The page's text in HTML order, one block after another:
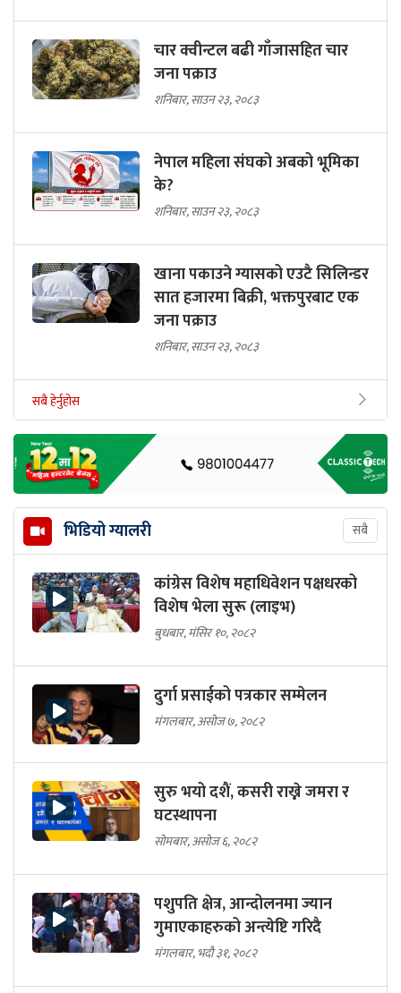
चार क्वीन्टल बढी गाँजासहित चार
जना पक्राउ
शनिबार, साउन २३, २०८३
नेपाल महिला संघको अबको भूमिका
के?
शनिबार, साउन २३, २०८३
खाना पकाउने ग्यासको एउटै सिलिन्डर
सात हजारमा बिक्री, भक्तपुरबाट एक
जना पक्राउ
शनिबार, साउन २३, २०८३
सबै हेर्नुहोस
भिडियो ग्यालरी सबै
कांग्रेस विशेष महाधिवेशन पक्षधरको
विशेष भेला सुरू (लाइभ)
बुधबार, मंसिर १०, २०८२
दुर्गा प्रसाईको पत्रकार सम्मेलन
मंगलबार, असोज ७, २०८२
सुरु भयो दशैं, कसरी राख्ने जमरा र
घटस्थापना
सोमबार, असोज ६, २०८२
पशुपति क्षेत्र, आन्दोलनमा ज्यान
गुमाएकाहरुको अन्त्येष्टि गरिदै
मंगलबार, भदौ ३१, २०८२